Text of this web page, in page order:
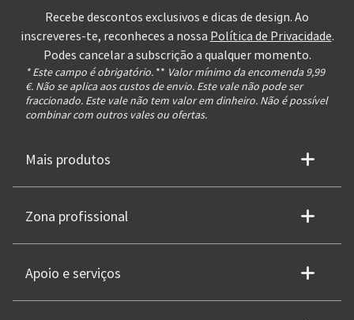
Recebe descontos exclusivos e dicas de design. Ao
inscreveres-te, reconheces a nossa Política de Privacidade.
Podes cancelar a subscrição a qualquer momento.
* Este campo é obrigatório. ** Valor mínimo da encomenda 9,99
€. Não se aplica aos custos de envio. Este vale não pode ser
fraccionado. Este vale não tem valor em dinheiro. Não é possível
combinar com outros vales ou ofertas.
Mais produtos
Zona profissional
Apoio e serviços